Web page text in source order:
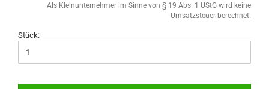
Als Kleinunternehmer im Sinne von § 19 Abs. 1 UStG wird keine
Umsatzsteuer berechnet.
Stück: